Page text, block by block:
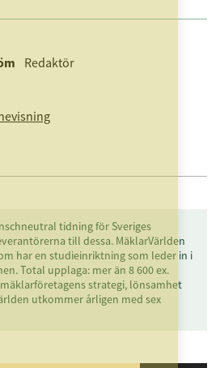
Redaktör
visning
tidning för Sveriges
till dessa. MäklarVärlden
har en studieinriktning som leder in i
Total upplaga: mer än 8 600 ex.
strategi, lönsamhet
utkommer årligen med sex